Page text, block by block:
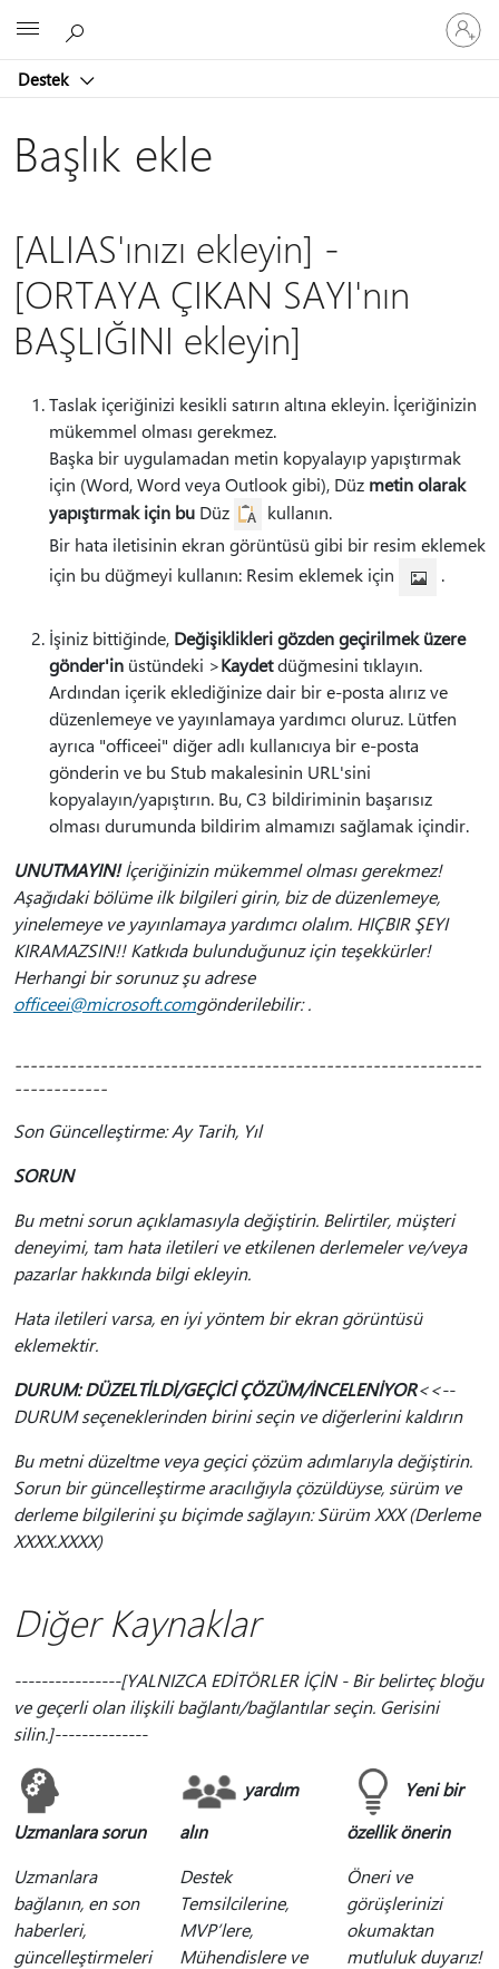
Destek
oturum
açın
Başlık ekle
[ALIAS'ınızı ekleyin] -
[ORTAYA ÇIKAN SAYI'nın
BAŞLIĞINI ekleyin]
Taslak içeriğinizi kesikli satırın altına ekleyin. İçeriğinizin
mükemmel olması gerekmez.
Başka bir uygulamadan metin kopyalayıp yapıştırmak
için (Word, Word veya Outlook gibi), Düz metin olarak
yapıştırmak için bu Düz
kullanın.
Bir hata iletisinin ekran görüntüsü gibi bir resim eklemek
için bu düğmeyi kullanın: Resim eklemek için
.
İşiniz bittiğinde, Değişiklikleri gözden geçirilmek üzere
gönder'in üstündeki >Kaydetdüğmesini tıklayın.
Ardından içerik eklediğinize dair bir e-posta alırız ve
düzenlemeye ve yayınlamaya yardımcı oluruz. Lütfen
ayrıca "officeei" diğer adlı kullanıcıya bir e-posta
gönderin ve bu Stub makalesinin URL'sini
kopyalayın/yapıştırın. Bu, C3 bildiriminin başarısız
olması durumunda bildirim almamızı sağlamak içindir.
UNUTMAYIN!İçeriğinizin mükemmel olması gerekmez!
Aşağıdaki bölüme ilk bilgileri girin, biz de düzenlemeye,
yinelemeye ve yayınlamaya yardımcı olalım. HIÇBIR ŞEYI
KIRAMAZSIN!! Katkıda bulunduğunuz için teşekkürler!
Herhangi bir sorunuz şu adrese
officeei@microsoft.comgönderilebilir: .
------------------------------------------------------------
------------
Son Güncelleştirme: Ay Tarih, Yıl
SORUN
Bu metni sorun açıklamasıyla değiştirin. Belirtiler, müşteri
deneyimi, tam hata iletileri ve etkilenen derlemeler ve/veya
pazarlar hakkında bilgi ekleyin.
Hata iletileri varsa, en iyi yöntem bir ekran görüntüsü
eklemektir.
DURUM: DÜZELTİLDİ/GEÇİCİ ÇÖZÜM/İNCELENİYOR<<--
DURUM seçeneklerinden birini seçin ve diğerlerini kaldırın
Bu metni düzeltme veya geçici çözüm adımlarıyla değiştirin.
Sorun bir güncelleştirme aracılığıyla çözüldüyse, sürüm ve
derleme bilgilerini şu biçimde sağlayın: Sürüm XXX (Derleme
XXXX.XXXX)
Diğer Kaynaklar
----------------[YALNIZCA EDİTÖRLER İÇİN - Bir belirteç bloğu
ve geçerli olan ilişkili bağlantı/bağlantılar seçin. Gerisini
silin.]--------------
Uzmanlara sorun
Uzmanlara
bağlanın, en son
haberleri,
güncelleştirmeleri
yardım
alın
Destek
Temsilcilerine,
MVP’lere,
Mühendislere ve
Yeni bir
özellik önerin
Öneri ve
görüşlerinizi
okumaktan
mutluluk duyarız!